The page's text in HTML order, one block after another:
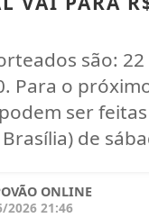
são: 22
Para o
ser
de
ONLINE
2026 21:46